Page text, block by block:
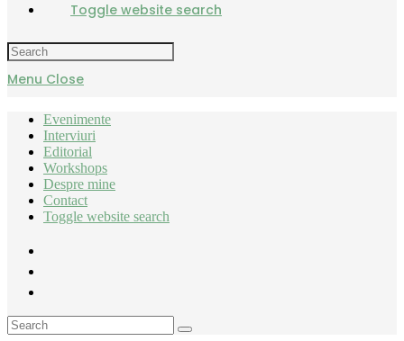
Toggle website search
Menu Close
Evenimente
Interviuri
Editorial
Workshops
Despre mine
Contact
Toggle website search